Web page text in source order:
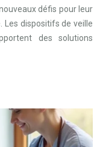
défis pour leur
Les dispositifs de veille
des solutions